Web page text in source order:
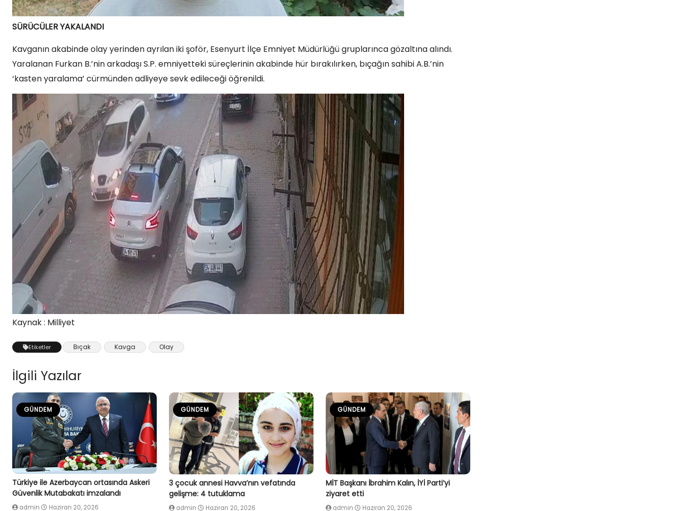
SÜRÜCÜLER YAKALANDI
Kavganın akabinde olay yerinden ayrılan iki şoför, Esenyurt İlçe Emniyet Müdürlüğü gruplarınca gözaltına alındı.
Yaralanan Furkan B.’nin arkadaşı S.P. emniyetteki süreçlerinin akabinde hür bırakılırken, bıçağın sahibi A.B.’nin
‘kasten yaralama’ cürmünden adliyeye sevk edileceği öğrenildi.
Kaynak : Milliyet
Etiketler Bıçak Kavga Olay
İlgili Yazılar
GÜNDEM
Türkiye ile Azerbaycan ortasında Askeri
Güvenlik Mutabakatı imzalandı
admin Haziran 20, 2026
GÜNDEM
3 çocuk annesi Havva’nın vefatında
gelişme: 4 tutuklama
admin Haziran 20, 2026
GÜNDEM
MİT Başkanı İbrahim Kalın, İYİ Parti’yi
ziyaret etti
admin Haziran 20, 2026